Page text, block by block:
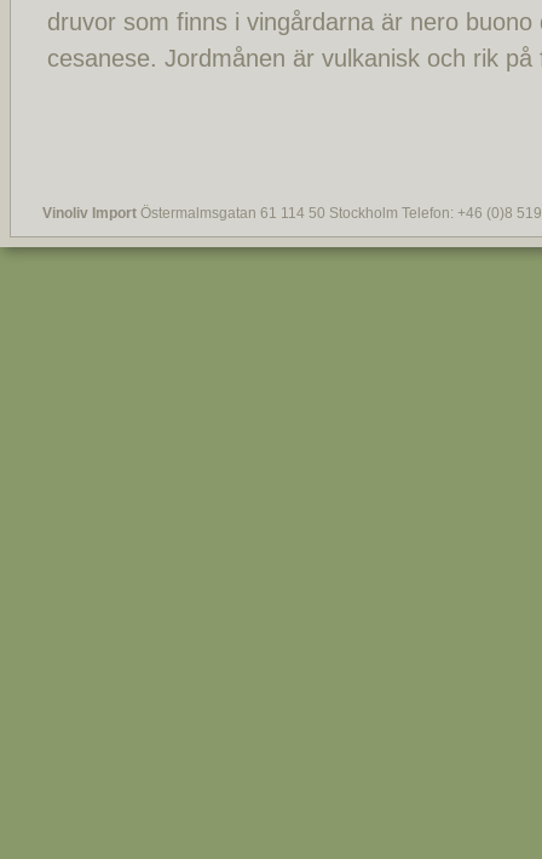
druvor som finns i vingårdarna är nero
cesanese. Jordmånen är vulkanisk och rik på
Vinoliv Import Östermalmsgatan 61 114 50 Stockholm Telefon: +46 (0)8